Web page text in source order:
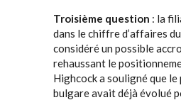
Troisième question : la
dans le chiffre d’affaires
considéré un possible
rehaussant le
Highcock a souligné que
bulgare avait déjà évolué